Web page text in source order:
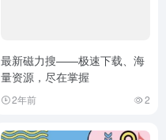
最新磁力搜——极速下载、海
量资源，尽在掌握
2年前 2